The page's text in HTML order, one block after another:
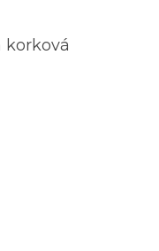
korková